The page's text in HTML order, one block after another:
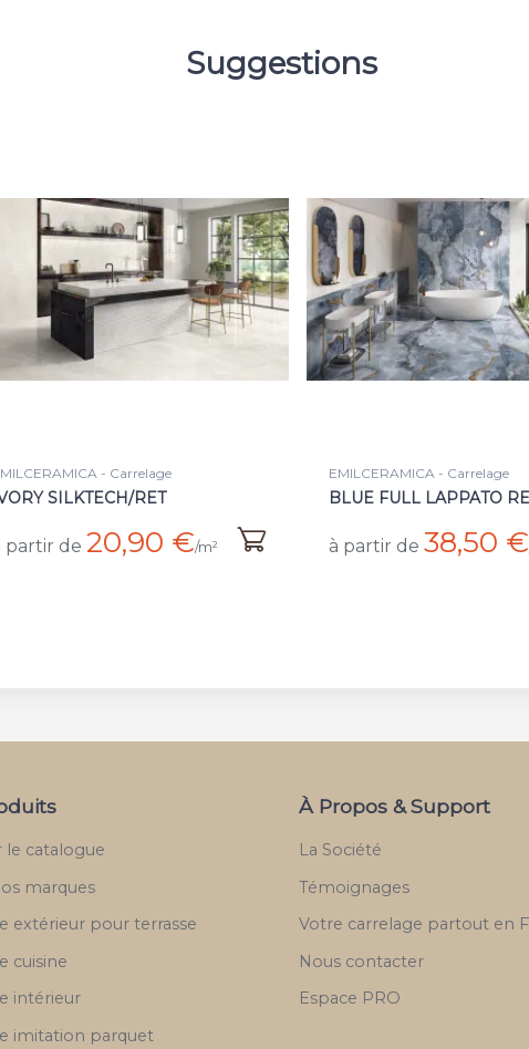
Suggestions
- Carrelage
FULL LAPPATO RETT.
partir de 38,50 €/m²
EMILCERAMICA - Carrelage
ONYX PINK SILKTECH/
à partir de 19,80 €
le catalogue
marques
extérieur pour terrasse
cuisine
intérieur
imitation parquet
À Propos & Support
La Société
Témoignages
Votre carrelage partout en
Nous contacter
Espace PRO